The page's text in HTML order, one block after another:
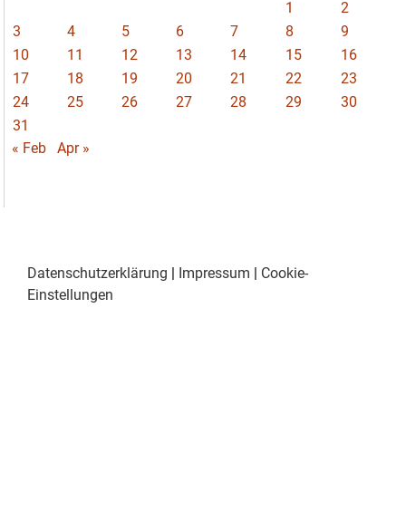
1
2
3
4 5 6 7 8
9
10
11 12 13 14 15
16
17
18 19 20 21 22
23
24
25 26 27 28 29
30
31
« Feb
Apr »
Datenschutzerklärung | Impressum | Cookie-
Einstellungen